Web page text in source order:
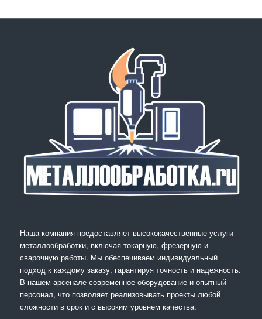
Наша компания предоставляет высококачественные услуги
металлообработки, включая токарную, фрезерную и
сварочную работы. Мы обеспечиваем индивидуальный
подход к каждому заказу, гарантируя точность и надежность.
В нашем арсенале современное оборудование и опытный
персонал, что позволяет реализовывать проекты любой
сложности в срок и с высоким уровнем качества.